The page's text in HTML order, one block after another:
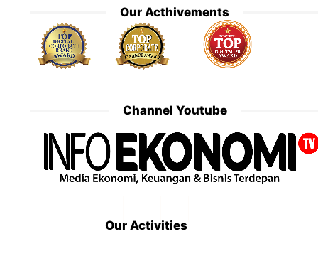
Our Acthivements
Channel Youtube
Our Activities